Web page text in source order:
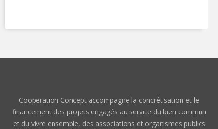
Cooperation Concept accompagne la concrétisation et le
financement des projets engagés au service du bien commun
et du vivre ensemble, des associations et organismes publics